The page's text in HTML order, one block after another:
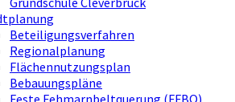
Beteiligungsverfahren
Regionalplanung
Flächennutzungsplan
Bebauungspläne
Feste Fehmarnbeltquerung (FFBQ)